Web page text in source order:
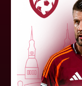
"Riga
būs
Ceturtdienas
Konferences
aizvadīja divi
0:2 zaudēja